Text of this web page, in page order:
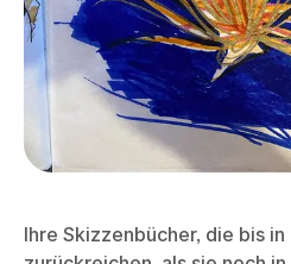
Ihre Skizzenbücher, die bis